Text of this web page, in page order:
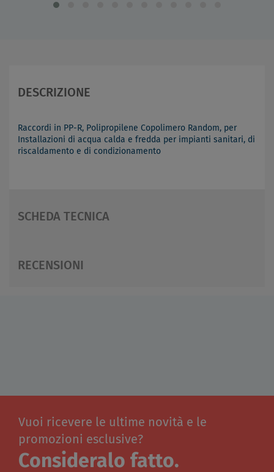
DESCRIZIONE
Raccordi in PP-R, Polipropilene Copolimero Random, per
Installazioni di acqua calda e fredda per impianti sanitari, di
riscaldamento e di condizionamento
SCHEDA TECNICA
RECENSIONI
Vuoi ricevere le ultime novità e le
promozioni esclusive?
Consideralo fatto.